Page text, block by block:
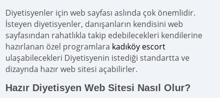
Diyetisyenler için web sayfası aslında çok önemlidir.
İsteyen diyetisyenler, danışanların kendisini web
sayfasından rahatlıkla takip edebilecekleri kendilerine
hazırlanan özel programlara kadıköy escort
ulaşabilecekleri Diyetisyenin istediği standartta ve
dizaynda hazır web sitesi açabilirler.
Hazır Diyetisyen Web Sitesi Nasıl Olur?